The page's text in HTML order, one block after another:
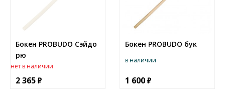
Бокен PROBUDO Сэйдо
рю
нет в наличии
2 365
Бокен PROBUDO бук
в наличии
1 600